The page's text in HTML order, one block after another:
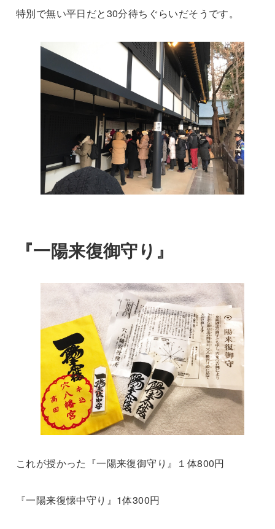
特別で無い平日だと30分待ちぐらいだそうです。
『一陽来復御守り』
これが授かった『一陽来復御守り』１体800円
『一陽来復懐中守り』1体300円